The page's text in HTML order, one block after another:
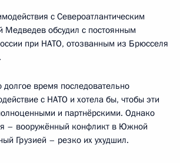
с Североатлантическим
Медведев обсудил с постоянным
при НАТО, отозванным из Брюсселя
долгое время последовательно
с НАТО и хотела бы, чтобы эти
и партнёрскими. Однако
– вооружённый конфликт в Южной
Грузией – резко их ухудшил.